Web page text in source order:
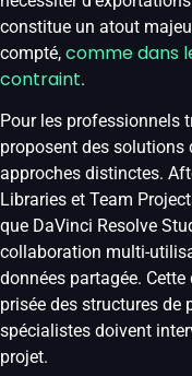
constitue un atout
compté, comme dans
contraint.
Pour les professionnels
proposent des solutions
approches distinctes.
Libraries et Team
que DaVinci Resolve
collaboration multi-
données partagée.
prisée des structures de
spécialistes doivent
projet.